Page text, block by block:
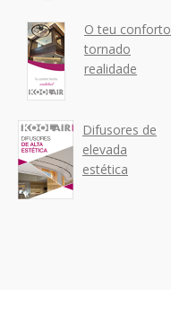
O teu conforto
tornado
realidade
Difusores de
elevada
estética